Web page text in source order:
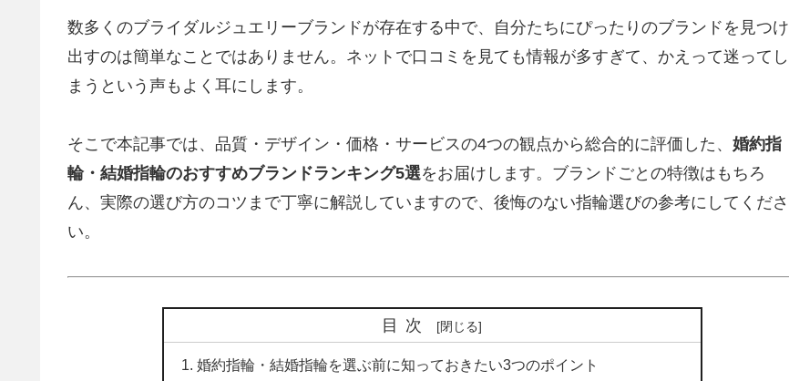
数多くのブライダルジュエリーブランドが存在する中で、自分たちにぴったりのブランドを見つけ
出すのは簡単なことではありません。ネットで口コミを見ても情報が多すぎて、かえって迷ってし
まうという声もよく耳にします。
そこで本記事では、品質・デザイン・価格・サービスの4つの観点から総合的に評価した、 婚約指
輪・結婚指輪のおすすめブランドランキング5選をお届けします。ブランドごとの特徴はもちろ
ん、実際の選び方のコツまで丁寧に解説していますので、後悔のない指輪選びの参考にしてくださ
い。
目次
婚約指輪・結婚指輪を選ぶ前に知っておきたい3つのポイント